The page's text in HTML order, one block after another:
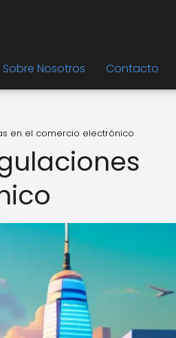
Sobre Nosotros Contacto
en el comercio electrónico